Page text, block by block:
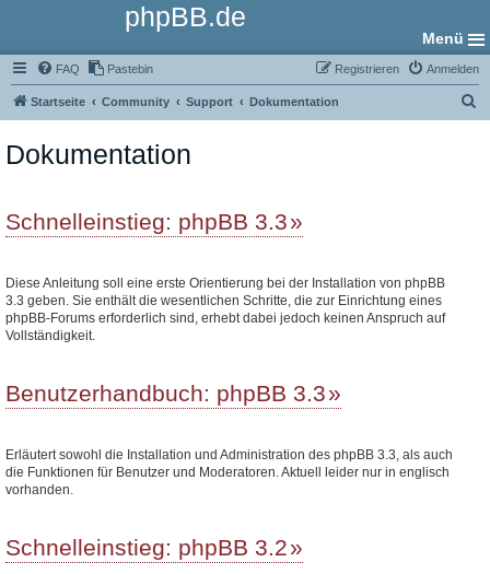
phpBB.de
Menü
FAQ Pastebin Anmelden
Registrieren
Startseite Community Support Dokumentation
Dokumentation
Schnelleinstieg: phpBB 3.3
Diese Anleitung soll eine erste Orientierung bei der Installation von phpBB
3.3 geben. Sie enthält die wesentlichen Schritte, die zur Einrichtung eines
phpBB-Forums erforderlich sind, erhebt dabei jedoch keinen Anspruch auf
Vollständigkeit.
Benutzerhandbuch: phpBB 3.3
Erläutert sowohl die Installation und Administration des phpBB 3.3, als auch
die Funktionen für Benutzer und Moderatoren. Aktuell leider nur in englisch
vorhanden.
Schnelleinstieg: phpBB 3.2